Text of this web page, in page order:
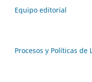
Equipo editorial
Procesos y Políticas de